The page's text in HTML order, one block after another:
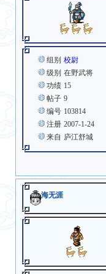
组别 校尉
级别 在野武将
功绩 15
帖子 9
编号 103814
注册 2007-1-24
来自 庐江舒城
海无涯